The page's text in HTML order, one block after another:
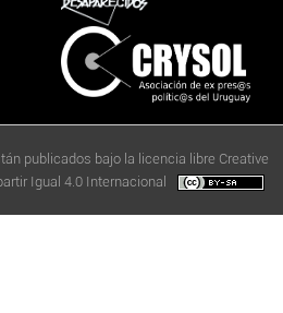
publicados bajo la licencia libre Creative
Igual 4.0 Internacional